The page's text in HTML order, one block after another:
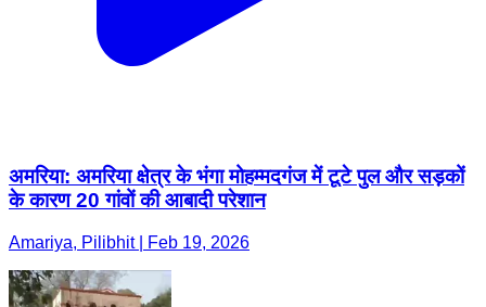
अमरिया: अमरिया क्षेत्र के भंगा मोहम्मदगंज में टूटे पुल और सड़कों
के कारण 20 गांवों की आबादी परेशान
Amariya, Pilibhit | Feb 19, 2026